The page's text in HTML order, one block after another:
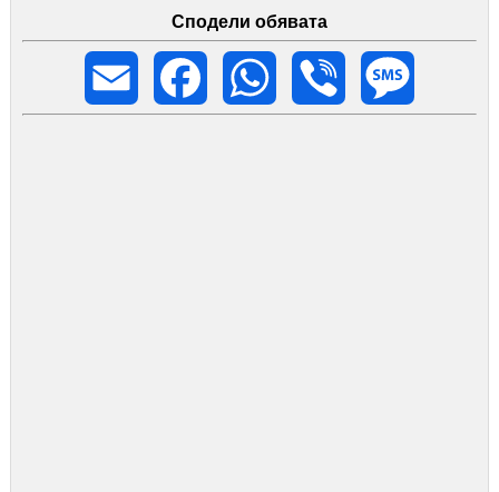
Сподели обявата
Email
Facebook WhatsApp Viber